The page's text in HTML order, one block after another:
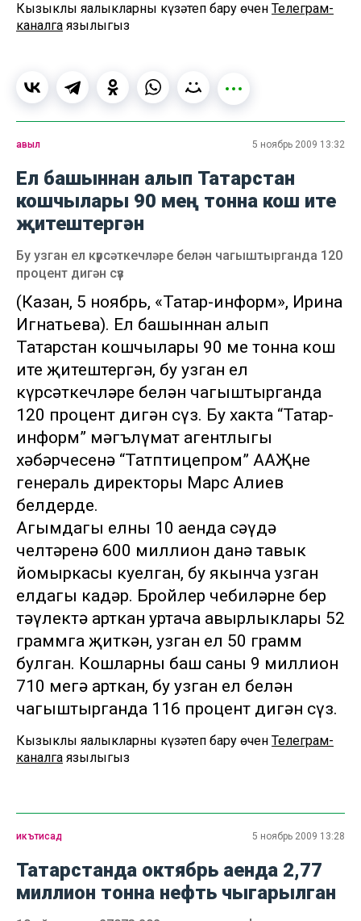
Кызыклы яңалыкларны күзәтеп бару өчен Телеграм-
каналга язылыгыз
авыл 5 ноябрь 2009 13:32
Ел башыннан алып Татарстан
кошчылары 90 мең тонна кош ите
җитештергән
Бу узган ел күрсәткечләре белән чагыштырганда 120
процент дигән сүз
(Казан, 5 ноябрь, «Татар-информ», Ирина
Игнатьева). Ел башыннан алып
Татарстан кошчылары 90 мең тонна кош
ите җитештергән, бу узган ел
күрсәткечләре белән чагыштырганда
120 процент дигән сүз. Бу хакта “Татар-
информ” мәгълүмат агентлыгы
хәбәрчесенә “Татптицепром” ААҖнең
генераль директоры Марс Алиев
белдерде.
Агымдагы елның 10 аенда сәүдә
челтәренә 600 миллион данә тавык
йомыркасы куелган, бу якынча узган
елдагы кадәр. Бройлер чебиләрнең бер
тәүлектә арткан уртача авырлыклары 52
граммга җиткән, узган ел 50 грамм
булган. Кошларның баш саны 9 миллион
710 меңгә арткан, бу узган ел белән
чагыштырганда 116 процент дигән сүз.
Кызыклы яңалыкларны күзәтеп бару өчен Телеграм-
каналга язылыгыз
икътисад 5 ноябрь 2009 13:28
Татарстанда октябрь аенда 2,77
миллион тонна нефть чыгарылган